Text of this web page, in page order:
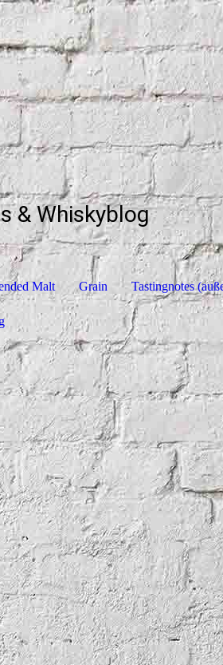
& Whiskyblog
Malt Grain Tastingnotes